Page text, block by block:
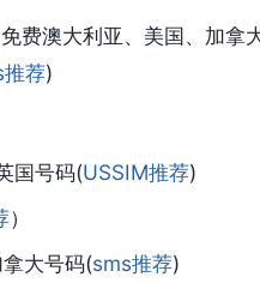
免费澳大利亚、美国、加拿
荐)
国号码(USSIM推荐)
）
大号码(sms推荐)